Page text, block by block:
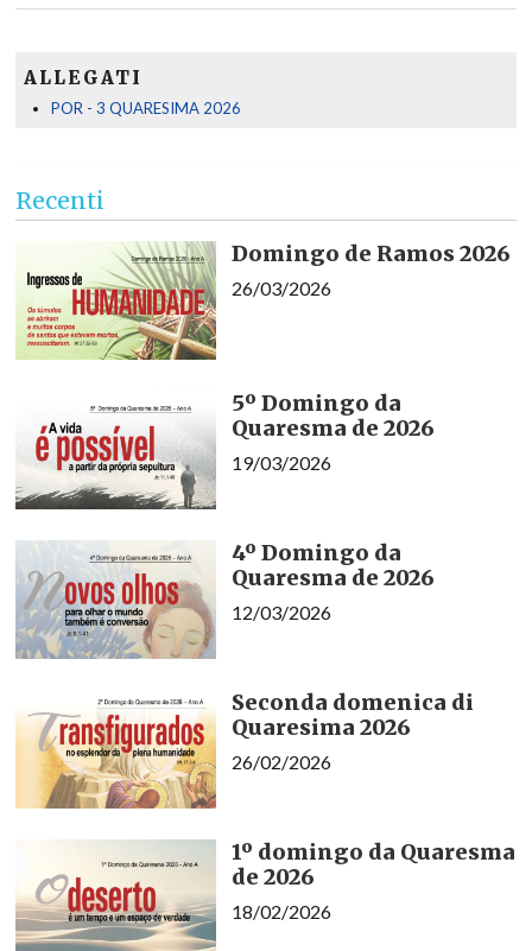
ALLEGATI
POR - 3 QUARESIMA 2026
Recenti
Domingo de Ramos 2026
26/03/2026
5º Domingo da
Quaresma de 2026
19/03/2026
4º Domingo da
Quaresma de 2026
12/03/2026
Seconda domenica di
Quaresima 2026
26/02/2026
1º domingo da Quaresma
de 2026
18/02/2026